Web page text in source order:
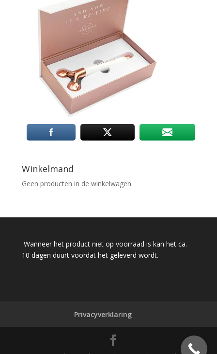
Winkelmand
Geen producten in de winkelwagen.
Wanneer het product niet op voorraad is kan het ca.
10 dagen duurt voordat het geleverd wordt.
Privacyverklaring